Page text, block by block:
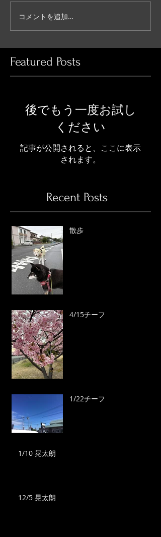
コメントを追加…
Featured Posts
後でもう一度お試し
ください
記事が公開されると、ここに表示
されます。
Recent Posts
散歩
4/15チーフ
1/22チーフ
1/10 晃太朗
12/5 晃太朗